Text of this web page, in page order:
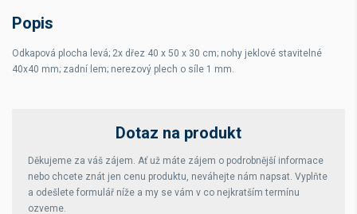
Popis
Odkapová plocha levá; 2x dřez 40 x 50 x 30 cm; nohy jeklové stavitelné
40x40 mm; zadní lem; nerezový plech o síle 1 mm.
Dotaz na produkt
Děkujeme za váš zájem. Ať už máte zájem o podrobnější informace
nebo chcete znát jen cenu produktu, neváhejte nám napsat. Vyplňte
a odešlete formulář níže a my se vám v co nejkratším termínu
ozveme.